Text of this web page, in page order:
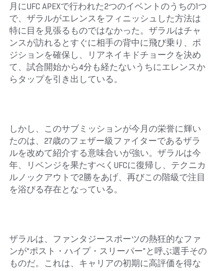
月にUFC APEXで行われた2つのイベントのうちの1つ
で、ザラルがエレンスをフィニッシュした方法は
特に目を見張るものではなかった。ザラルはチャ
ンスが訪れるとすぐに相手の背中に飛び乗り、ポ
ジションを確保し、リアネイキドチョークを決め
て、試合開始から4分も経たないうちにエレンスか
らタップを引き出している。
しかし、このサブミッションが今月の栄誉に輝い
たのは、27歳のフェザー級ファイターであるザラ
ルを改めて紹介する意味合いが強い。ザラルは今
年、リベンジを果たすべくUFCに復帰し、テクニカ
ルノックアウトで2勝をあげ、再びこの階級で注目
を浴びる存在となっている。
ザラルは、ファンタジースポーツの熱狂的なファ
ンが“ポスト・ハイプ・スリーパー”と呼ぶ選手その
ものだ。これは、キャリアの初期に高評価を得な